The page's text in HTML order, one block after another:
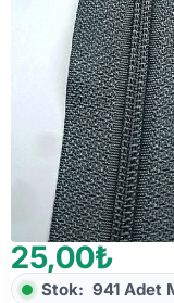
25,00₺
Stok: 941 Adet